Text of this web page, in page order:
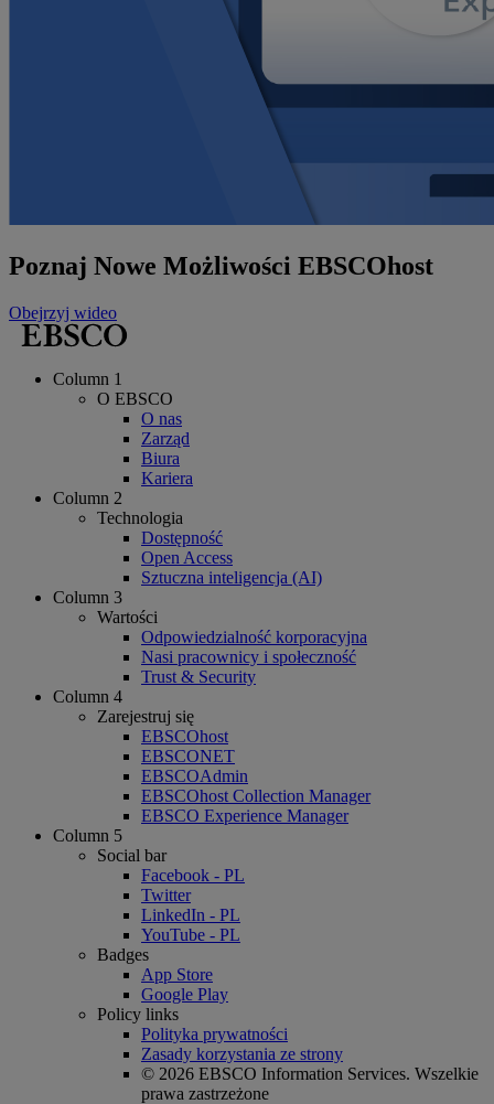
Poznaj Nowe Możliwości EBSCOhost
Obejrzyj wideo
Column 1
O EBSCO
O nas
Zarząd
Biura
Kariera
Column 2
Technologia
Dostępność
Open Access
Sztuczna inteligencja (AI)
Column 3
Wartości
Odpowiedzialność korporacyjna
Nasi pracownicy i społeczność
Trust & Security
Column 4
Zarejestruj się
EBSCOhost
EBSCONET
EBSCOAdmin
EBSCOhost Collection Manager
EBSCO Experience Manager
Column 5
Social bar
Facebook - PL
Twitter
LinkedIn - PL
YouTube - PL
Badges
App Store
Google Play
Policy links
Polityka prywatności
Zasady korzystania ze strony
© 2026 EBSCO Information Services. Wszelkie
prawa zastrzeżone